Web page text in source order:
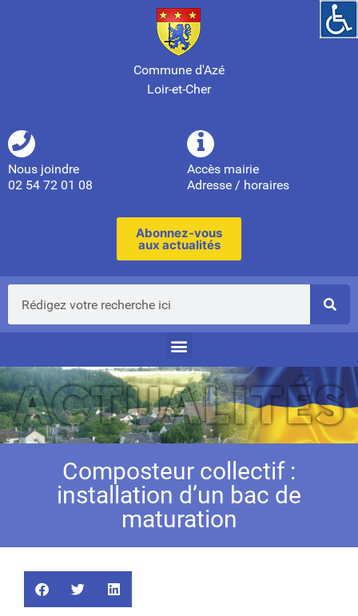
Commune d'Azé
Loir-et-Cher
Nous joindre
02 54 72 01 08
Accès mairie
Adresse / horaires
Abonnez-vous
aux actualités
Composteur collectif :
installation d’un bac de
maturation